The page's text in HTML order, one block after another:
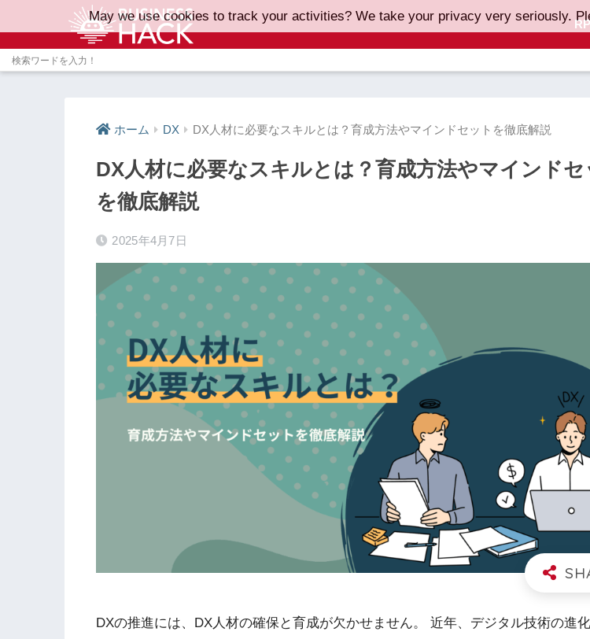
ホーム DX DX人材に必要なスキルとは？育成方法やマインドセットを徹底解説
DX人材に必要なスキルとは？育成方法やマインドセ
を徹底解説
2025年4月7日
DXの推進には、DX人材の確保と育成が欠かせません。 近年、デジタル技術の進化
May we use cookies to track your activities? We take your privacy very seriously.